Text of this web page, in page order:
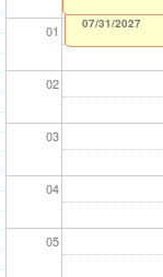
01
02
03
04
05
12/31/2027
07/31/2027